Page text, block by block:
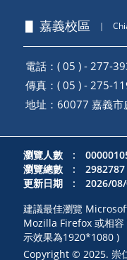
▋ 嘉義校區 ｜
電話：( 05 ) - 277-
傳真：( 05 ) - 275-
地址： 60077 嘉義市
瀏覽人數 :
瀏覽總數 : 2982787
更新日期 : 2026/08/
建議最佳瀏覽
Mozilla Firefox 或相容
示效果為1920*1080 )
Copyright © 2025. 崇